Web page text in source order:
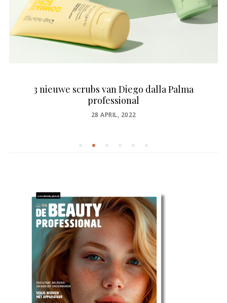
3 nieuwe scrubs van Diego dalla Palma
professional
POSTED
28 APRIL, 2022